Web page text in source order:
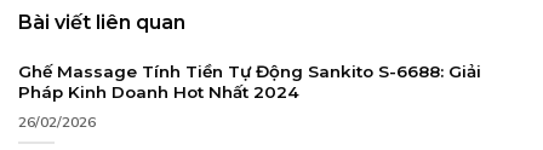
Bài viết liên quan
Ghế Massage Tính Tiền Tự Động Sankito S-6688: Giải
Pháp Kinh Doanh Hot Nhất 2024
26/02/2026